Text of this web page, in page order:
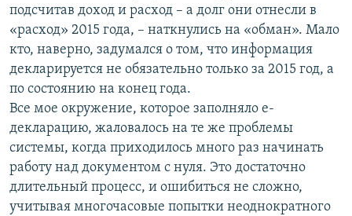
подсчитав доход и расход – а долг они отнесли в
«расход» 2015 года, – наткнулись на «обман». Мало
кто, наверно, задумался о том, что информация
декларируется не обязательно только за 2015 год, а
по состоянию на конец года.
Все мое окружение, которое заполняло е-
декларацию, жаловалось на те же проблемы
системы, когда приходилось много раз начинать
работу над документом с нуля. Это достаточно
длительный процесс, и ошибиться не сложно,
учитывая многочасовые попытки неоднократного